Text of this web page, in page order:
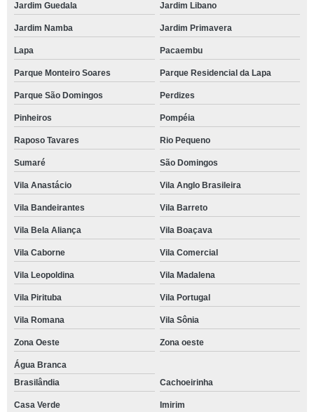
Jardim Guedala Jardim Libano
Jardim Namba Jardim Primavera
Lapa Pacaembu
Parque Monteiro Soares Parque Residencial da Lapa
Parque São Domingos Perdizes
Pinheiros Pompéia
Raposo Tavares Rio Pequeno
Sumaré São Domingos
Vila Anastácio Vila Anglo Brasileira
Vila Bandeirantes Vila Barreto
Vila Bela Aliança Vila Boaçava
Vila Caborne Vila Comercial
Vila Leopoldina Vila Madalena
Vila Pirituba Vila Portugal
Vila Romana Vila Sônia
Zona Oeste Zona oeste
Água Branca
Brasilândia
Cachoeirinha
Casa Verde Imirim